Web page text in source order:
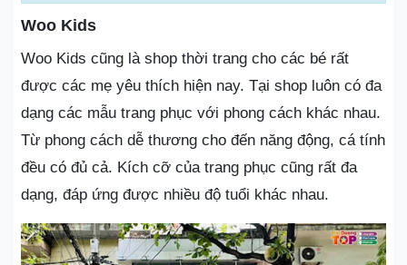
Woo Kids
Woo Kids cũng là shop thời trang cho các bé rất
được các mẹ yêu thích hiện nay. Tại shop luôn có đa
dạng các mẫu trang phục với phong cách khác nhau.
Từ phong cách dễ thương cho đến năng động, cá tính
đều có đủ cả. Kích cỡ của trang phục cũng rất đa
dạng, đáp ứng được nhiều độ tuổi khác nhau.